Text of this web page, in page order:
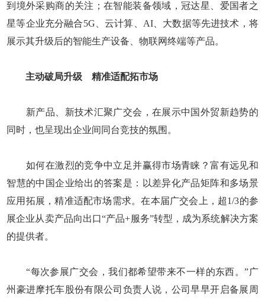
到境外采购商的关注；在智能装备领域，冠达星、爱国者之
星等企业充分融合5G、云计算、AI、大数据等先进技术，将
展示其升级后的智能生产设备、物联网终端等产品。
主动破局升级 精准适配拓市场
新产品、新技术汇聚广交会，在展示中国外贸新趋势的
同时，也呈现出企业间同台竞技的氛围。
如何在激烈的竞争中立足并赢得市场青睐？富有远见和
智慧的中国企业给出的答案是：以差异化产品矩阵和多场景
应用拓展，精准适配市场需求。在本届广交会上，超1/3的参
展企业从卖产品向出口“产品+服务”转型，成为系统解决方案
的提供者。
“每次参展广交会，我们都希望带来不一样的东西。”广
州豪进摩托车股份有限公司负责人说，公司早早开启备展周